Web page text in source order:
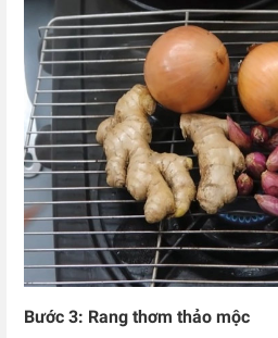
Bước 3: Rang thơm thảo mộc